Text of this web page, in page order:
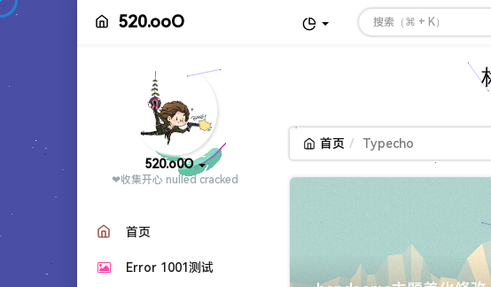
520.ooO
520.o0O
❤收集开心 nulled cracked
首页
Error 1001测试
首页 Typecho